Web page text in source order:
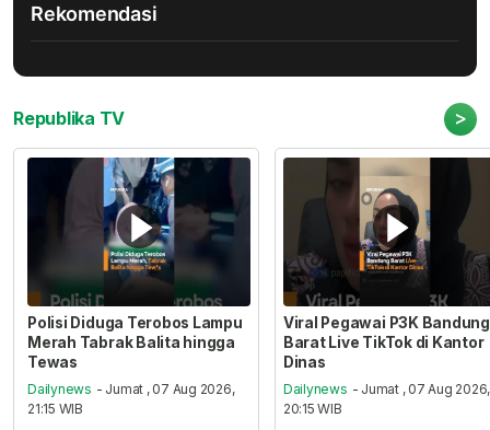
Rekomendasi
Republika TV >
Polisi Diduga Terobos Lampu
Merah Tabrak Balita hingga
Tewas
Dailynews - Jumat , 07 Aug 2026,
21:15 WIB
Viral Pegawai P3K Bandung
Barat Live TikTok di Kantor
Dinas
Dailynews - Jumat , 07 Aug 2026,
20:15 WIB